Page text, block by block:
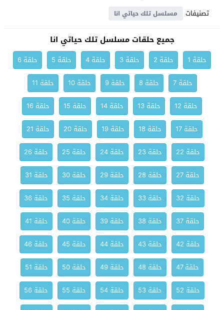
تصنيفات
مسلسل تلك حياتي انا
جميع حلقات مسلسل تلك حياتي انا
حلقة 1 حلقة 2 حلقة 3 حلقة 4 حلقة 5
حلقة 6
حلقة 7
حلقة 8 حلقة 9 حلقة 10
حلقة 11
حلقة 12
حلقة 13 حلقة 14 حلقة 15
حلقة 16
حلقة 17
حلقة 18 حلقة 19 حلقة 20
حلقة 21
حلقة 22
حلقة 23 حلقة 24 حلقة 25
حلقة 26
حلقة 27
حلقة 28 حلقة 29 حلقة 30
حلقة 31
حلقة 32
حلقة 33 حلقة 34 حلقة 35
حلقة 36
حلقة 37
حلقة 38 حلقة 39 حلقة 40
حلقة 41
حلقة 42
حلقة 43 حلقة 44 حلقة 45
حلقة 46
حلقة 47
حلقة 48 حلقة 49 حلقة 50
حلقة 51
حلقة 52
حلقة 53 حلقة 54 حلقة 55
حلقة 56